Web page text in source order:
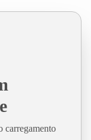
carregamento